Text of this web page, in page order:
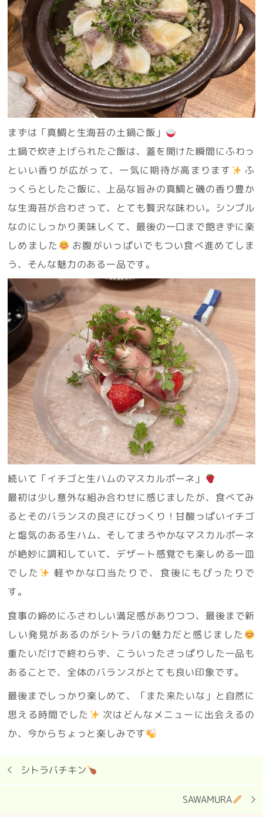
まずは「真鯛と生海苔の土鍋ご飯」
土鍋で炊き上げられたご飯は、蓋を開けた瞬間にふわっ
といい香りが広がって、一気に期待が高まります ふ
っくらとしたご飯に、上品な旨みの真鯛と磯の香り豊か
な生海苔が合わさって、とても贅沢な味わい。シンプル
なのにしっかり美味しくて、最後の一口まで飽きずに楽
しめました お腹がいっぱいでもつい食べ進めてしま
う、そんな魅力のある一品です。
続いて「イチゴと生ハムのマスカルポーネ」
最初は少し意外な組み合わせに感じましたが、食べてみ
るとそのバランスの良さにびっくり！甘酸っぱいイチゴ
と塩気のある生ハム、そしてまろやかなマスカルポーネ
が絶妙に調和していて、デザート感覚でも楽しめる一皿
でした 軽やかな口当たりで、食後にもぴったりで
す。
食事の締めにふさわしい満足感がありつつ、最後まで新
しい発見があるのがシトラバの魅力だと感じました
重たいだけで終わらず、こういったさっぱりした一品も
あることで、全体のバランスがとても良い印象です。
最後までしっかり楽しめて、「また来たいな」と自然に
思える時間でした 次はどんなメニューに出会えるの
か、今からちょっと楽しみです
シトラバチキン
SAWAMURA